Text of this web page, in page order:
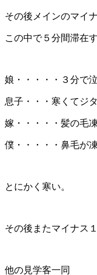
その後メインのマイ
この中で５分間滞在
娘・・・・・３分で
息子・・・寒くてジ
嫁・・・・・髪の毛
僕・・・・・鼻毛が
とにかく寒い。
その後またマイナス
他の見学客一同